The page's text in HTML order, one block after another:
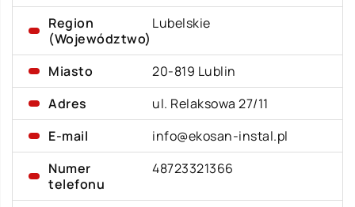
Region
(Województwo)
Lubelskie
Miasto
20-819 Lublin
Adres
ul. Relaksowa 27/11
E-mail
info@ekosan-instal.pl
Numer
telefonu
48723321366